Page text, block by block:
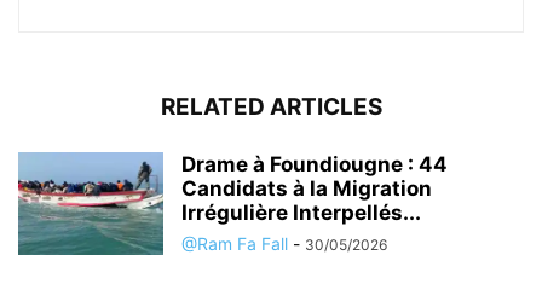
RELATED ARTICLES
Drame à Foundiougne : 44
Candidats à la Migration
Irrégulière Interpellés...
@Ram Fa Fall - 30/05/2026